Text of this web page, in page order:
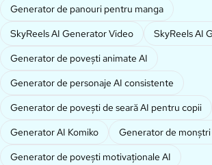
Generator de panouri pentru manga
SkyReels AI Generator Video
SkyReels AI
Generator de povești animate AI
Generator de personaje AI consistente
Generator de povești de seară AI pentru copii
Generator AI Komiko
Generator de monștri
Generator de povești motivaționale AI